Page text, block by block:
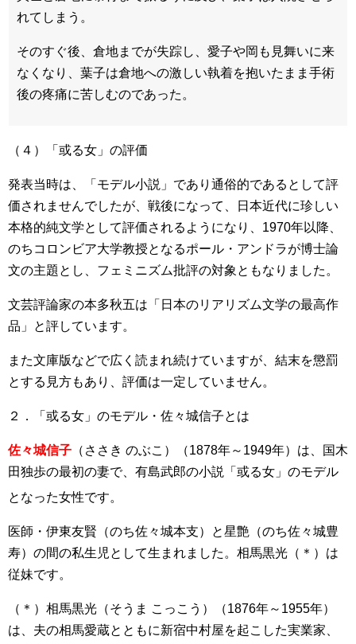
れてしまう。
そのすぐ後、倉地までが失踪し、愛子や岡も見舞いに来
なくなり、葉子は倉地への激しい執着を抱いたまま手術
後の疼痛に苦しむのであった。
（４）「或る女」の評価
発表当時は、「モデル小説」であり通俗的であるとして評
価されませんでしたが、戦後になって、日本近代に珍しい
本格的純文学として評価されるようになり、1970年以降、
のちコロンビア大学教授となるポール・アンドラが博士論
文の主題とし、フェミニズム批評の対象ともなりました。
文芸評論家の本多秋五は「日本のリアリズム文学の最高作
品」と評しています。
また文庫版などで広く読まれ続けていますが、結末を懲罰
とする見方もあり、評価は一定していません。
２．「或る女」のモデル・佐々城信子とは
佐々城信子 （ささき のぶこ）（1878年～1949年）は、国木
田独歩の最初の妻で、有島武郎の小説「或る女」のモデル
となった女性です。
医師・伊東友賢（のち佐々城本支）と星艶（のち佐々城豊
寿）の間の私生児として生まれました。相馬黒光（＊）は
従妹です。
（＊）相馬黒光（そうま こっこう）（1876年～1955年）
は、夫の相馬愛蔵とともに新宿中村屋を起こした実業家、